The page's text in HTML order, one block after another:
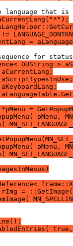
=
OUString >
=
pMenu,
pMenu,
=